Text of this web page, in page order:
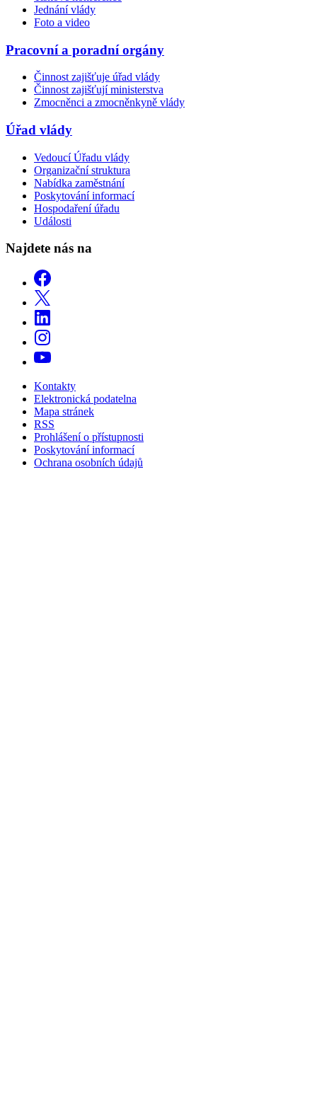
Jednání vlády
Foto a video
Pracovní a poradní orgány
Činnost zajišťuje úřad vlády
Činnost zajišťují ministerstva
Zmocněnci a zmocněnkyně vlády
Úřad vlády
Vedoucí Úřadu vlády
Organizační struktura
Nabídka zaměstnání
Poskytování informací
Hospodaření úřadu
Události
Najdete nás na
Kontakty
Elektronická podatelna
Mapa stránek
RSS
Prohlášení o přístupnosti
Poskytování informací
Ochrana osobních údajů